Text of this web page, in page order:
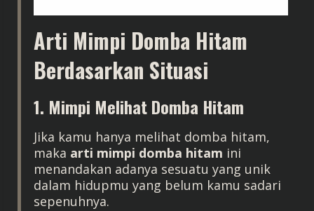
Arti Mimpi Domba Hitam
Berdasarkan Situasi
1. Mimpi Melihat Domba Hitam
Jika kamu hanya melihat domba hitam,
maka arti mimpi domba hitam ini
menandakan adanya sesuatu yang unik
dalam hidupmu yang belum kamu sadari
sepenuhnya.